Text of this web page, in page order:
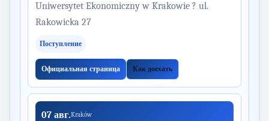
Uniwersytet Ekonomiczny w Krakowie ? ul.
Rakowicka 27
Поступление
Официальная страница Как доехать
07 авг.Kraków